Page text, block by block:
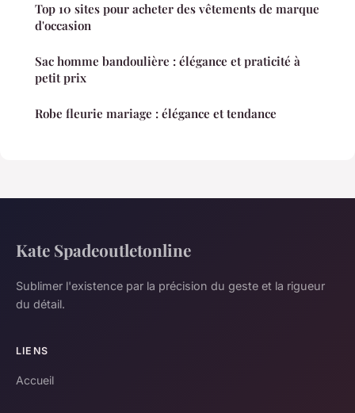
Top 10 sites pour acheter des vêtements de marque
d'occasion
Sac homme bandoulière : élégance et praticité à
petit prix
Robe fleurie mariage : élégance et tendance
Kate Spadeoutletonline
Sublimer l'existence par la précision du geste et la rigueur
du détail.
LIENS
Accueil